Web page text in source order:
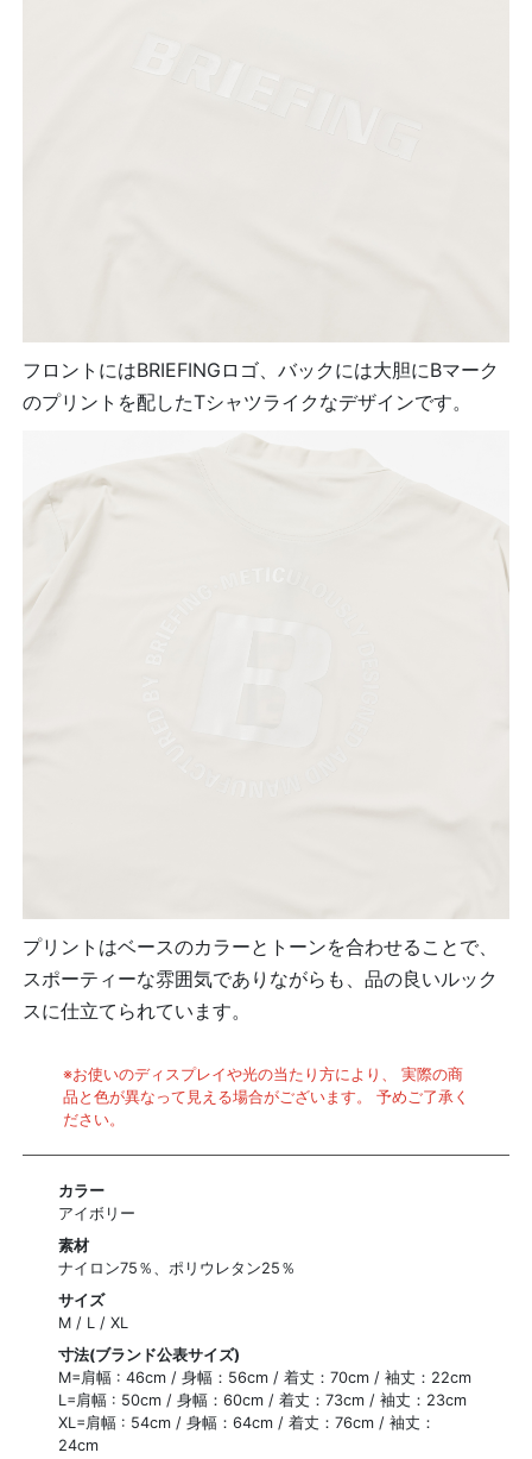
フロントにはBRIEFINGロゴ、バックには大胆にBマーク
のプリントを配したTシャツライクなデザインです。
プリントはベースのカラーとトーンを合わせることで、
スポーティーな雰囲気でありながらも、品の良いルック
スに仕立てられています。
※お使いのディスプレイや光の当たり方により、 実際の商
品と色が異なって見える場合がございます。 予めご了承く
ださい。
カラー
アイボリー
素材
ナイロン75％、ポリウレタン25％
サイズ
M / L / XL
寸法(ブランド公表サイズ)
M=肩幅 : 46cm / 身幅：56cm / 着丈：70cm / 袖丈：22cm
L=肩幅 : 50cm / 身幅：60cm / 着丈：73cm / 袖丈：23cm
XL=肩幅 : 54cm / 身幅：64cm / 着丈：76cm / 袖丈：
24cm